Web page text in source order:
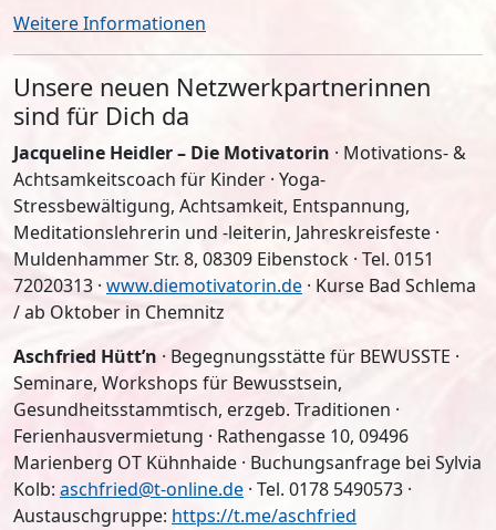
Weitere Informationen
Unsere neuen Netzwerkpartnerinnen
sind für Dich da
Jacqueline Heidler– Die Motivatorin · Motivations- &
Achtsamkeitscoach für Kinder · Yoga-
Stressbewältigung, Achtsamkeit, Entspannung,
Meditationslehrerin und -leiterin, Jahreskreisfeste ·
Muldenhammer Str. 8, 08309 Eibenstock · Tel. 0151
72020313 · www.diemotivatorin.de · Kurse Bad Schlema
/ ab Oktober in Chemnitz
Aschfried Hütt’n · Begegnungsstätte für BEWUSSTE ·
Seminare, Workshops für Bewusstsein,
Gesundheitsstammtisch, erzgeb. Traditionen ·
Ferienhausvermietung · Rathengasse 10, 09496
Marienberg OT Kühnhaide · Buchungsanfrage bei Sylvia
Kolb: aschfried@t-online.de · Tel. 0178 5490573 ·
Austauschgruppe: https://t.me/aschfried